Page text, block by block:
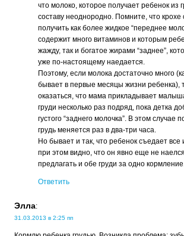
что молоко, которое получает ребенок из
составу неоднородно. Помните, что крохе
получить как более жидкое “переднее
содержит много витаминов и которым
жажду, так и богатое жирами “заднее”,
уже по-настоящему наедается.
Поэтому, если молока достаточно много
бывает в первые месяцы жизни ребенка),
оказаться, что мама прикладывает
груди несколько раз подряд, пока детка
густого “заднего молочка”. В этом случае
грудь меняется раз в два-три часа.
Но бывает и так, что ребенок съедает все
при этом видно, что он явно еще не
предлагать и обе груди за одно кормление.
Ответить
Элла:
31.03.2013 в 2:25 пп